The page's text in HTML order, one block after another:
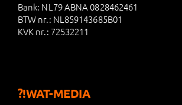
Bank: NL79 ABNA 0828462461
BTW nr.: NL859143685B01
KVK nr.: 72532211
?!WAT-MEDIA